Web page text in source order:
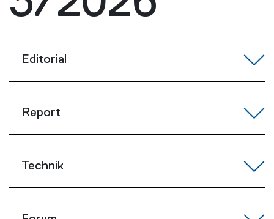
Editorial
Report
Technik